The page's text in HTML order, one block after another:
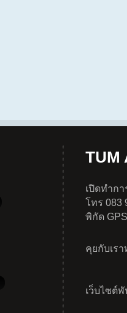
TUM
เปิดทำก
โทร 083
พิกัด
คุยกับเร
เว็บไซต์